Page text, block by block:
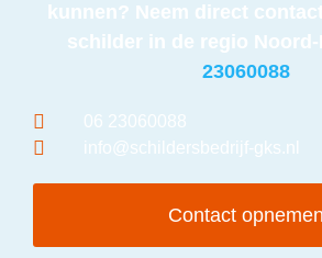
kunnen? Neem direct
schilder in de regio
23060088
06 23060088
info@schildersbedrijf-gks.nl
Contact opnemen